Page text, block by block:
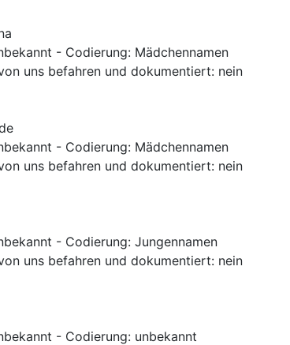
- Codierung: Mädchennamen
uns befahren und dokumentiert: nein
- Codierung: Mädchennamen
uns befahren und dokumentiert: nein
- Codierung: Jungennamen
uns befahren und dokumentiert: nein
- Codierung: unbekannt